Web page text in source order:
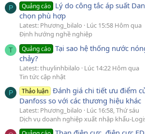
P Quảng cáo Lý do công tắc áp suất
chọn phù hợp
Latest: Phương_bilalo
Lúc 15:58 Hôm qua
Định hướng nghề nghiệp
T Quảng cáo Tại sao hệ thống nước
chảy?
Latest: thuylinhbilalo
Lúc 14:22 Hôm qua
Tin tức cập nhật
P Thảo luận Đánh giá chi tiết ưu điểm
Danfoss so với các thương hiệu khác
Latest: Phương_bilalo
Lúc 16:58, Thứ sáu
Dịch vụ doanh nghiệp xuất nhập khẩu-